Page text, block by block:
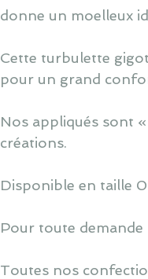
donne un moelleux
Cette turbulette
pour un grand
Nos appliqués sont
créations.
Disponible en taille
Pour toute demande
Toutes nos